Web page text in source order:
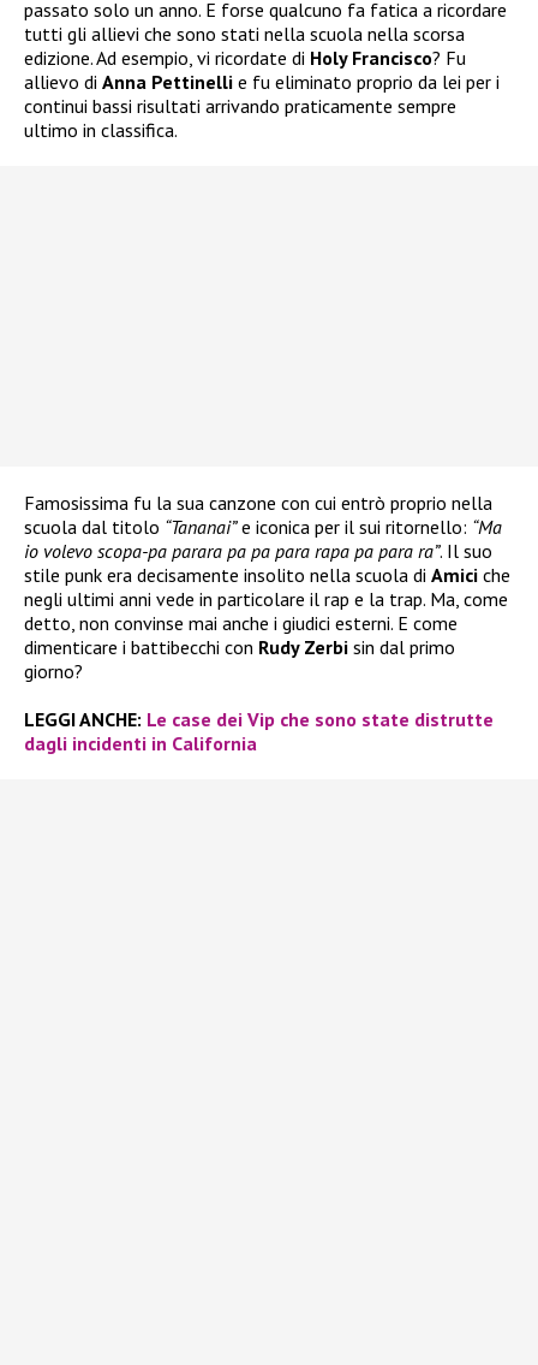
passato solo un anno. E forse qualcuno fa fatica a ricordare
tutti gli allievi che sono stati nella scuola nella scorsa
edizione. Ad esempio, vi ricordate di Holy Francisco? Fu
allievo di Anna Pettinelli e fu eliminato proprio da lei per i
continui bassi risultati arrivando praticamente sempre
ultimo in classifica.
Famosissima fu la sua canzone con cui entrò proprio nella
scuola dal titolo “Tananai”e iconica per il sui ritornello: “Ma
io volevo scopa-pa parara pa pa para rapa pa para ra”. Il suo
stile punk era decisamente insolito nella scuola di Amici che
negli ultimi anni vede in particolare il rap e la trap. Ma, come
detto, non convinse mai anche i giudici esterni. E come
dimenticare i battibecchi con Rudy Zerbi sin dal primo
giorno?
LEGGI ANCHE: Le case dei Vip che sono state distrutte
dagli incidenti in California